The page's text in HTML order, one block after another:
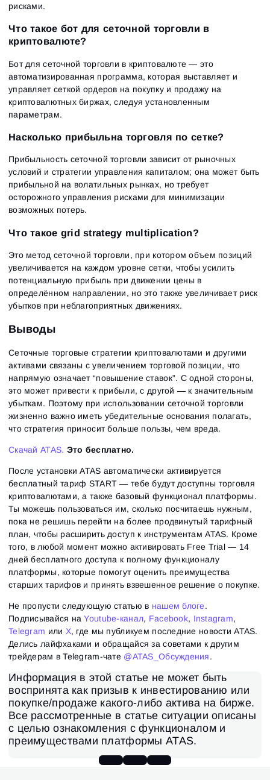
рисками.
Что такое бот для сеточной торговли в
криптовалюте?
Бот для сеточной торговли в криптовалюте — это
автоматизированная программа, которая выставляет и
управляет сеткой ордеров на покупку и продажу на
криптовалютных биржах, следуя установленным
параметрам.
Насколько прибыльна торговля по сетке?
Прибыльность сеточной торговли зависит от рыночных
условий и стратегии управления капиталом; она может быть
прибыльной на волатильных рынках, но требует
осторожного управления рисками для минимизации
возможных потерь.
Что такое grid strategy multiplication?
Это метод сеточной торговли, при котором объем позиций
увеличивается на каждом уровне сетки, чтобы усилить
потенциальную прибыль при движении цены в
определённом направлении, но это также увеличивает риск
убытков при неблагоприятных движениях.
Выводы
Сеточные торговые стратегии криптовалютами и другими
активами связаны с увеличением торговой позиции, что
напрямую означает “повышение ставок”. С одной стороны,
это может привести к прибыли, с другой — к значительным
убыткам. Поэтому при использовании сеточной торговли
жизненно важно иметь убедительные основания полагать,
что стратегия приносит больше пользы, чем вреда.
Скачай ATAS. Это бесплатно.
После установки ATAS автоматически активируется
бесплатный тариф START — тебе будут доступны торговля
криптовалютами, а также базовый функционал платформы.
Ты можешь пользоваться им, сколько посчитаешь нужным,
пока не решишь перейти на более продвинутый тарифный
план, чтобы расширить доступ к инструментам ATAS. Кроме
того, в любой момент можно активировать Free Trial — 14
дней бесплатного доступа к полному функционалу
платформы, которые помогут оценить преимущества
старших тарифов и принять взвешенное решение о покупке.
Не пропусти следующую статью в нашем блоге.
Подписывайся наYoutube-канал, Facebook, Instagram,
Telegram или X, где мы публикуем последние новости ATAS.
Делись лайфхаками и обращайся за советами к другим
трейдерам в Telegram-чате @ATAS_Обсуждения.
Информация в этой статье не может быть
воспринята как призыв к инвестированию или
покупке/продаже какого-либо актива на бирже.
Все рассмотренные в статье ситуации описаны
с целью ознакомления с функционалом и
преимуществами платформы ATAS.